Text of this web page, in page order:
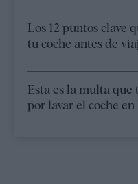
Los 12 puntos clave
tu coche antes de
Esta es la multa
por lavar el coche en